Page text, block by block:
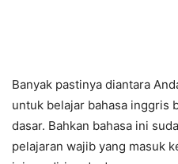
Banyak pastinya diantara
untuk belajar bahasa inggris
dasar. Bahkan bahasa ini
pelajaran wajib yang masuk